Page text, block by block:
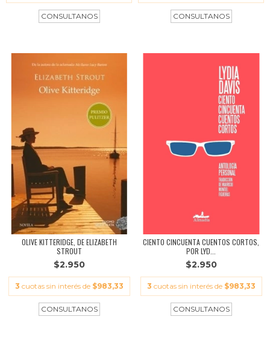
OLIVE KITTERIDGE, DE ELIZABETH
STROUT
$2.950
3 cuotas sin interés de $983,33
CIENTO CINCUENTA CUENTOS CORTOS,
POR LYD...
$2.950
3 cuotas sin interés de $983,33